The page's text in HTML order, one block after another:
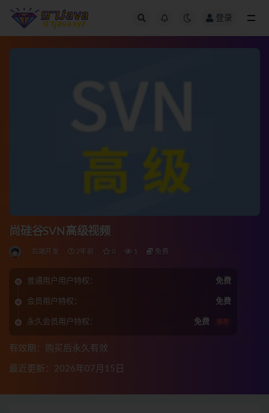
登录
尚硅谷SVN高级视频
后端开发 2年前 0 1 免费
普通用户用户特权： 免费
会员用户特权： 免费
永久会员用户特权： 免费 推荐
有效期：购买后永久有效
最近更新：2026年07月15日